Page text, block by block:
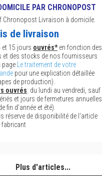
PAR CHRONOPOST
Chronopost Livraison à domicile.
de livraison
et 15 jours ouvrés*en fonction des
et des stocks de nos fournisseurs
page
Le traitement de votre
pour une explication détaillée
de production).
ouvrés: du lundi au vendredi, sauf
et jours de fermetures annuelles
fin d'année et été).
réserve de disponibilité de l'article
fabricant
Plus d'articles...